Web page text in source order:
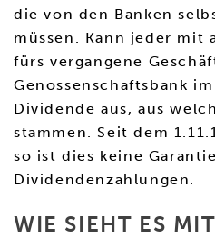
die von den Banken
müssen. Kann jeder mit
fürs vergangene
Genossenschaftsbank
Dividende aus, aus
stammen. Seit dem
so ist dies keine
Dividendenzahlungen.
WIE SIEHT ES